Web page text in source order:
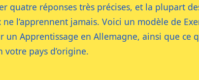
quatre réponses très précises, et la plupart
l’apprennent jamais. Voici un modèle de
Apprentissage en Allemagne, ainsi que ce
votre pays d’origine.